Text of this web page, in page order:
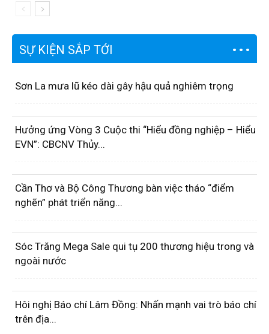
SỰ KIỆN SẮP TỚI
Sơn La mưa lũ kéo dài gây hậu quả nghiêm trọng
Hưởng ứng Vòng 3 Cuộc thi “Hiểu đồng nghiệp – Hiểu
EVN”: CBCNV Thủy...
Cần Thơ và Bộ Công Thương bàn việc tháo “điểm
nghẽn” phát triển năng...
Sóc Trăng Mega Sale qui tụ 200 thương hiệu trong và
ngoài nước
Hôi nghị Báo chí Lâm Đồng: Nhấn mạnh vai trò báo chí
trên địa...